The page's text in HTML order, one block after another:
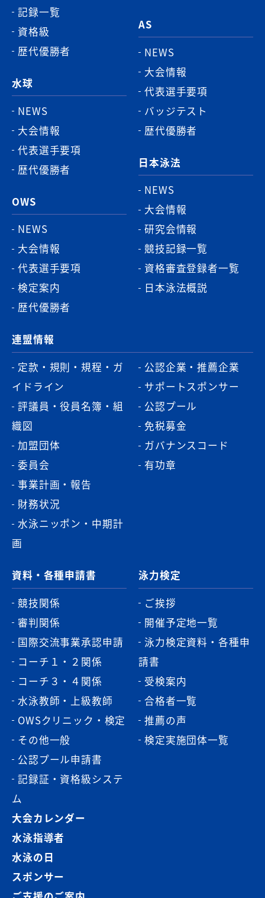
記録一覧
資格級
歴代優勝者
水球
NEWS
大会情報
代表選手要項
歴代優勝者
OWS
NEWS
大会情報
代表選手要項
検定案内
歴代優勝者
AS
NEWS
大会情報
代表選手要項
バッジテスト
歴代優勝者
日本泳法
NEWS
大会情報
研究会情報
競技記録一覧
資格審査登録者一覧
日本泳法概説
連盟情報
定款・規則・規程・ガ
イドライン
評議員・役員名簿・組
織図
加盟団体
委員会
事業計画・報告
財務状況
水泳ニッポン・中期計
画
公認企業・推薦企業
サポートスポンサー
公認プール
免税募金
ガバナンスコード
有功章
資料・各種申請書
競技関係
審判関係
国際交流事業承認申請
コーチ１・２関係
コーチ３・４関係
水泳教師・上級教師
OWSクリニック・検定
その他一般
公認プール申請書
記録証・資格級システ
ム
泳力検定
ご挨拶
開催予定地一覧
泳力検定資料・各種申
請書
受検案内
合格者一覧
推薦の声
検定実施団体一覧
大会カレンダー
水泳指導者
水泳の日
スポンサー